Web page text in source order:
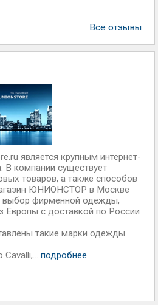
Все отзывы
является крупным интернет-
В компании существует
товаров, а также способов
ЮНИОНСТОР в Москве
выбор фирменной одежды,
Европы с доставкой по России
такие марки одежды
подробнее